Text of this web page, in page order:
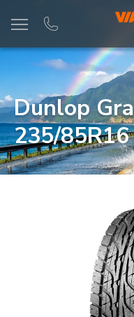
Dunlop
235/85R16
Информация